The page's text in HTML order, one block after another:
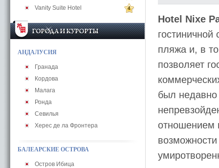
Vanity Suite Hotel 4
АНДАЛУСИЯ
Гранада
Кордова
Малага
Ронда
Севилья
Херес де ла Фронтера
БАЛЕАРСКИЕ ОСТРОВА
Остров Ибица
Hotel Nixe
пляжа и, в
позволяет
был недавно
отношением
возможности